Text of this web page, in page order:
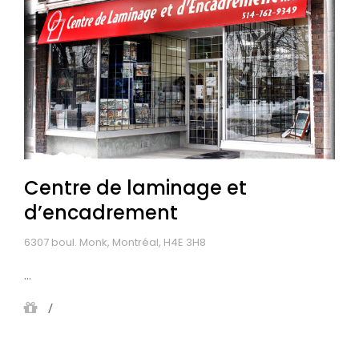
Centre de laminage et
d’encadrement
6307 boul. Monk, Montréal, H4E 3H8
...